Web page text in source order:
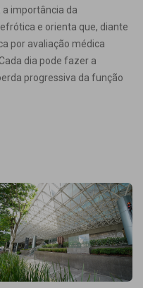
a importância da
e orienta que, diante
por avaliação médica
dia pode fazer a
progressiva da função